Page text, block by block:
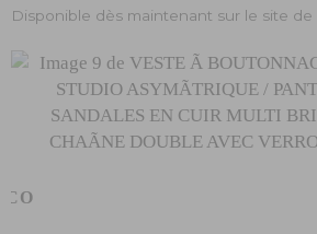
Disponible dès maintenant sur le site de